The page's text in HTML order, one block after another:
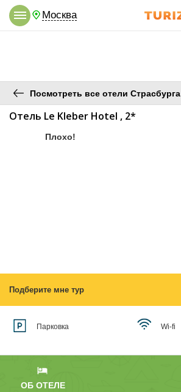
Москва
Посмотреть все отели Страсбурга
Отель Le Kleber Hotel , 2*
Плохо!
Подберите мне тур
Парковка Wi-fi
ОБ ОТЕЛЕ